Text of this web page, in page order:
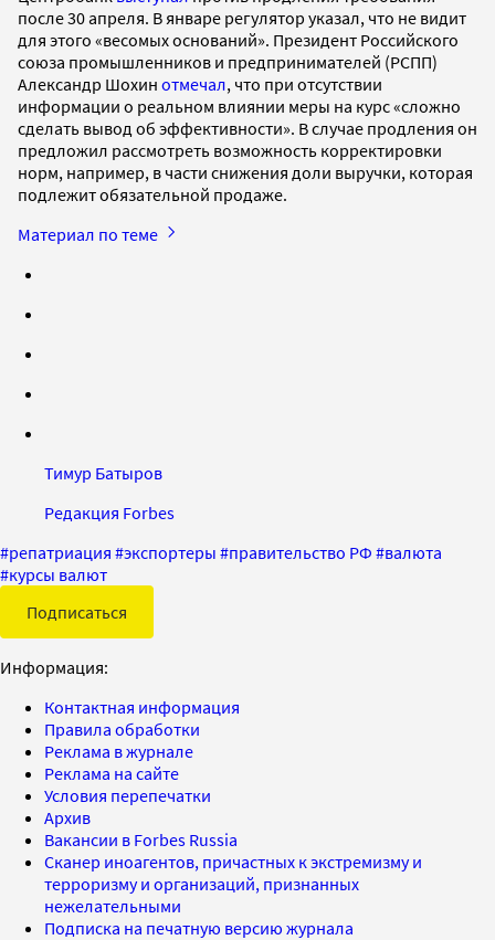
после 30 апреля. В январе регулятор указал, что не видит
для этого «весомых оснований». Президент Российского
союза промышленников и предпринимателей (РСПП)
Александр Шохин отмечал, что при отсутствии
информации о реальном влиянии меры на курс «сложно
сделать вывод об эффективности». В случае продления он
предложил рассмотреть возможность корректировки
норм, например, в части снижения доли выручки, которая
подлежит обязательной продаже.
Материал по теме
Тимур Батыров
Редакция Forbes
#репатриация #экспортеры #правительство РФ #валюта
#курсы валют
Подписаться
Информация:
Контактная информация
Правила обработки
Реклама в журнале
Реклама на сайте
Условия перепечатки
Архив
Вакансии в Forbes Russia
Сканер иноагентов, причастных к экстремизму и
терроризму и организаций, признанных
нежелательными
Подписка на печатную версию журнала